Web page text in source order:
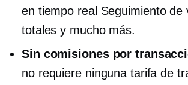
en tiempo real Seguimiento de
totales y mucho más.
Sin comisiones por
no requiere ninguna tarifa de